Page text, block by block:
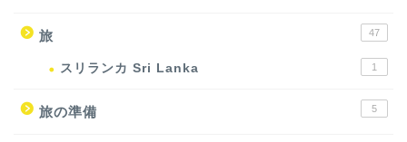
旅 47
スリランカ Sri Lanka 1
旅の準備 5